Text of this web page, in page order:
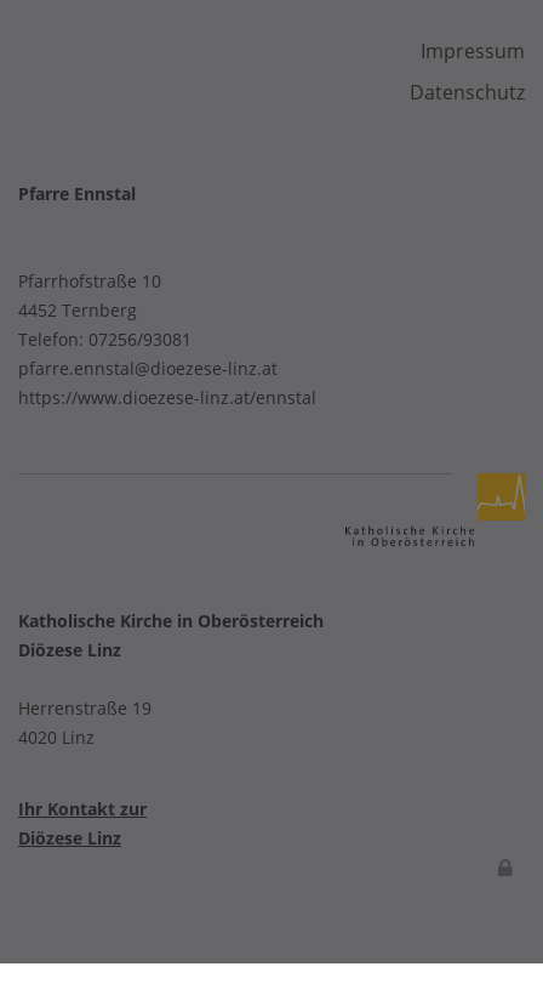
Impressum
Datenschutz
Pfarre Ennstal
Pfarrhofstraße 10
4452 Ternberg
Telefon: 07256/93081
pfarre.ennstal@dioezese-linz.at
https://www.dioezese-linz.at/ennstal
Katholische Kirche in Oberösterreich
Diözese Linz
Herrenstraße 19
4020 Linz
Ihr Kontakt zur
Diözese Linz